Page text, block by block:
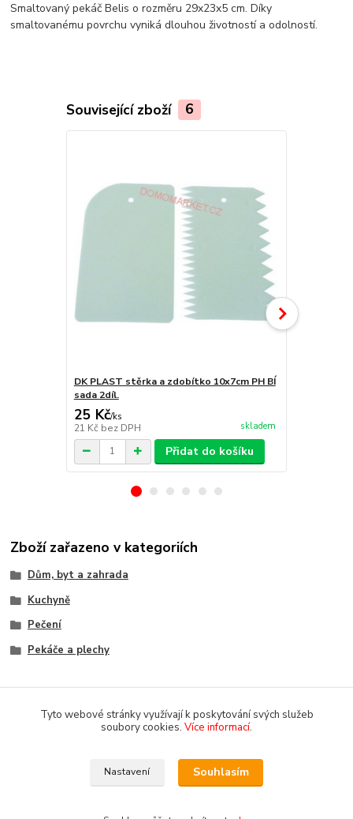
Smaltovaný pekáč Belis o rozměru 29x23x5 cm. Díky
smaltovanému povrchu vyniká dlouhou životností a odolností.
Související zboží 6
DK PLAST stěrka a zdobítko 10x7cm PH BÍ
sada 2díl.
25 Kč/ks
21 Kč bez DPH skladem
Přidat do košíku
Zboží zařazeno v kategoriích
Dům, byt a zahrada
Kuchyně
Pečení
Pekáče a plechy
Copyright 2018-2025 DOMOMARKET.CZ
Tyto webové stránky využívají k poskytování svých služeb
soubory cookies. Více informací.
Nastavení Souhlasím